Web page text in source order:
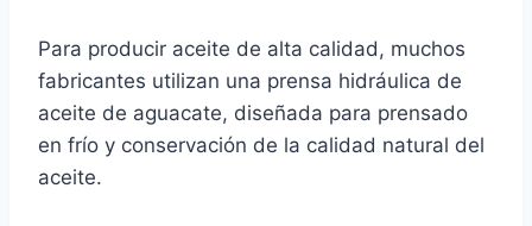
Para producir aceite de alta calidad, muchos
fabricantes utilizan una prensa hidráulica de
aceite de aguacate, diseñada para prensado
en frío y conservación de la calidad natural del
aceite.